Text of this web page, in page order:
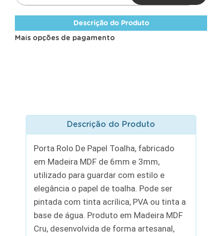
Descrição do Produto
Mais opções de pagamento
Descrição do Produto
Porta Rolo De Papel Toalha, fabricado
em Madeira MDF de 6mm e 3mm,
utilizado para guardar com estilo e
elegância o papel de toalha. Pode ser
pintada com tinta acrílica, PVA ou tinta a
base de água. Produto em Madeira MDF
Cru, desenvolvida de forma artesanal,